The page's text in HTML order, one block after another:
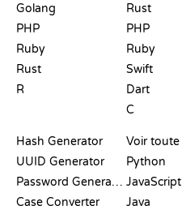
Golang
PHP
Ruby
Rust
R
Rust
PHP
Ruby
Swift
Dart
C
Hash Generator
UUID Generator
Password Generator
Case Converter
Python
JavaScript
Java